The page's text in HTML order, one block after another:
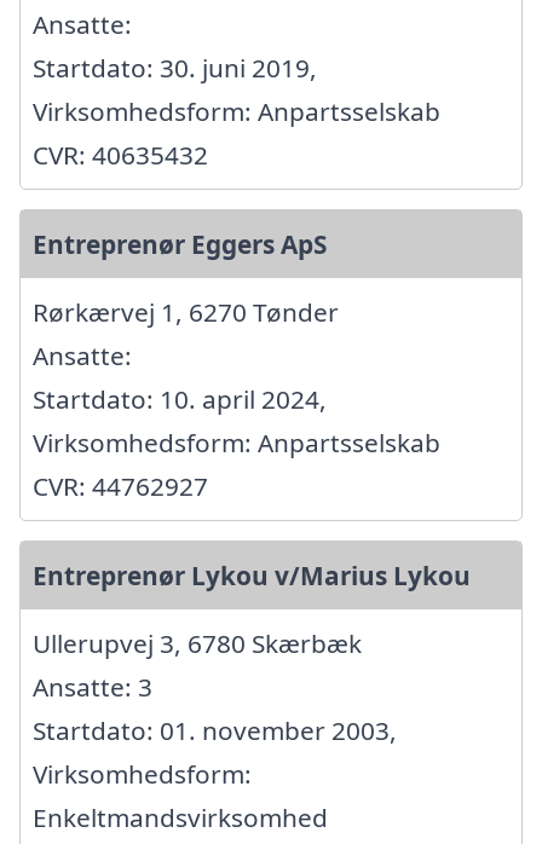
Ansatte:
Startdato: 30. juni 2019,
Virksomhedsform: Anpartsselskab
CVR: 40635432
Entreprenør Eggers ApS
Rørkærvej 1, 6270 Tønder
Ansatte:
Startdato: 10. april 2024,
Virksomhedsform: Anpartsselskab
CVR: 44762927
Entreprenør Lykou v/Marius Lykou
Ullerupvej 3, 6780 Skærbæk
Ansatte: 3
Startdato: 01. november 2003,
Virksomhedsform:
Enkeltmandsvirksomhed